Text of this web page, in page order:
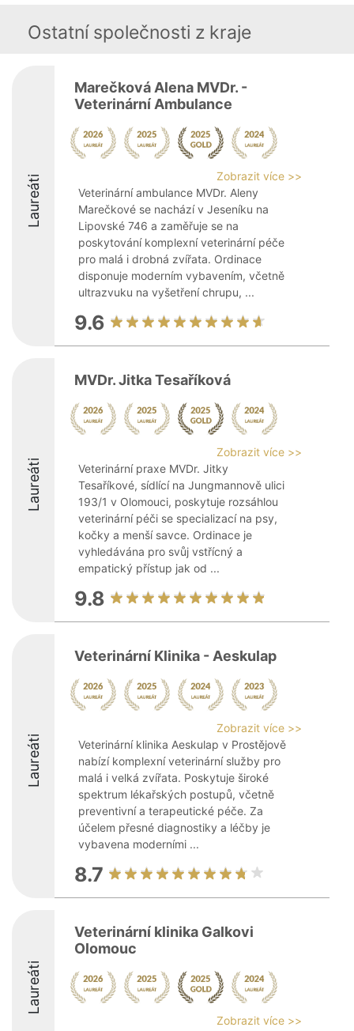
Ostatní společnosti z kraje
Laureáti
Marečková Alena MVDr. -
Veterinární Ambulance
Zobrazit více >>
Veterinární ambulance MVDr. Aleny
Marečkové se nachází v Jeseníku na
Lipovské 746 a zaměřuje se na
poskytování komplexní veterinární péče
pro malá i drobná zvířata. Ordinace
disponuje moderním vybavením, včetně
ultrazvuku na vyšetření chrupu, ...
9.6
Laureáti
MVDr. Jitka Tesaříková
Zobrazit více >>
Veterinární praxe MVDr. Jitky
Tesaříkové, sídlící na Jungmannově ulici
193/1 v Olomouci, poskytuje rozsáhlou
veterinární péči se specializací na psy,
kočky a menší savce. Ordinace je
vyhledávána pro svůj vstřícný a
empatický přístup jak od ...
9.8
Laureáti
Veterinární Klinika - Aeskulap
Zobrazit více >>
Veterinární klinika Aeskulap v Prostějově
nabízí komplexní veterinární služby pro
malá i velká zvířata. Poskytuje široké
spektrum lékařských postupů, včetně
preventivní a terapeutické péče. Za
účelem přesné diagnostiky a léčby je
vybavena moderními ...
8.7
Laureáti
Veterinární klinika Galkovi
Olomouc
Zobrazit více >>